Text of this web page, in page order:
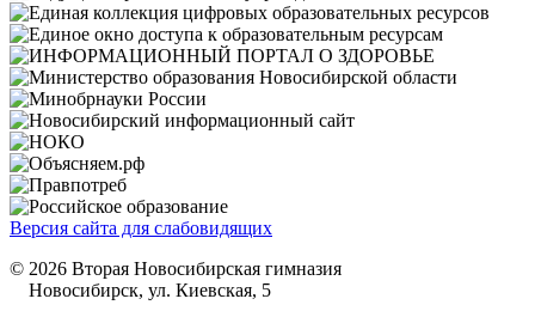
Версия сайта для слабовидящих
© 2026 Вторая Новосибирская гимназия
Новосибирск, ул. Киевская, 5